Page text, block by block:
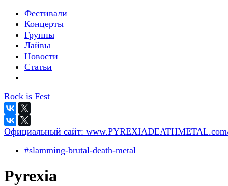
Фестивали
Концерты
Группы
Лайвы
Новости
Статьи
Rock is Fest
Официальный сайт:
#slamming-brutal-death-metal
Pyrexia